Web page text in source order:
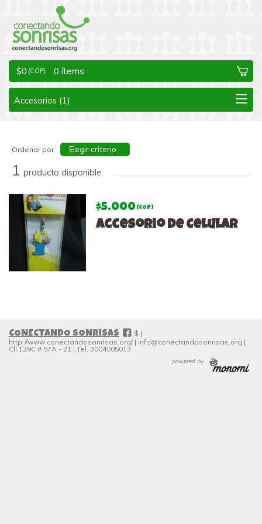
$0 (COP) 0 ítems
Ordenar por Elegir criterio
1 producto disponible
$5.000(COP)
Accesorio de Celular
CONECTANDO SONRISAS # $ |
http://www.conectandosonrisas.org/| info@conectandosonrisas.org |
Cll 129C # 57A - 21 | Tel. 3004005013
powered by